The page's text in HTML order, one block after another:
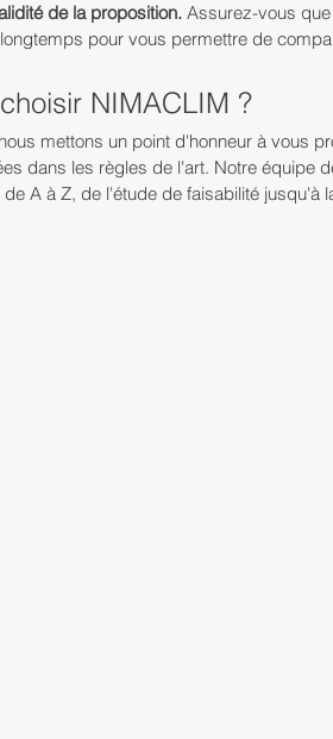
de la proposition. Assurez-vous
pour vous permettre de
NIMACLIM ?
mettons un point d'honneur à vous
dans les règles de l'art. Notre équipe
A à Z, de l'étude de faisabilité jusqu'à